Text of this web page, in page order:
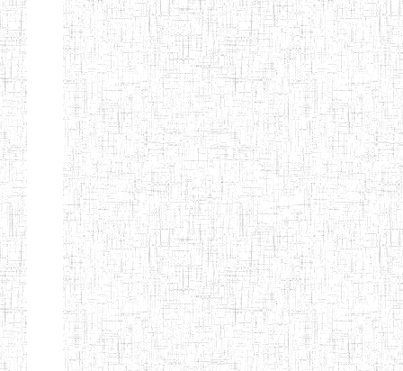
PERFORMANCES
PEDAGOGIQUES
ENIEG DU HAUT
NKAM
12/08/2013 ENIEG
ENIEG BILINGUE
DE L'IPEP DE
BANDJOUN
05/09/2003 ENIEG
ENIEG PRIVEE
NANFAH
07/09/2012 ENIEG
ENPIEG TERESA
JANE
14/03/2014 ENIEG